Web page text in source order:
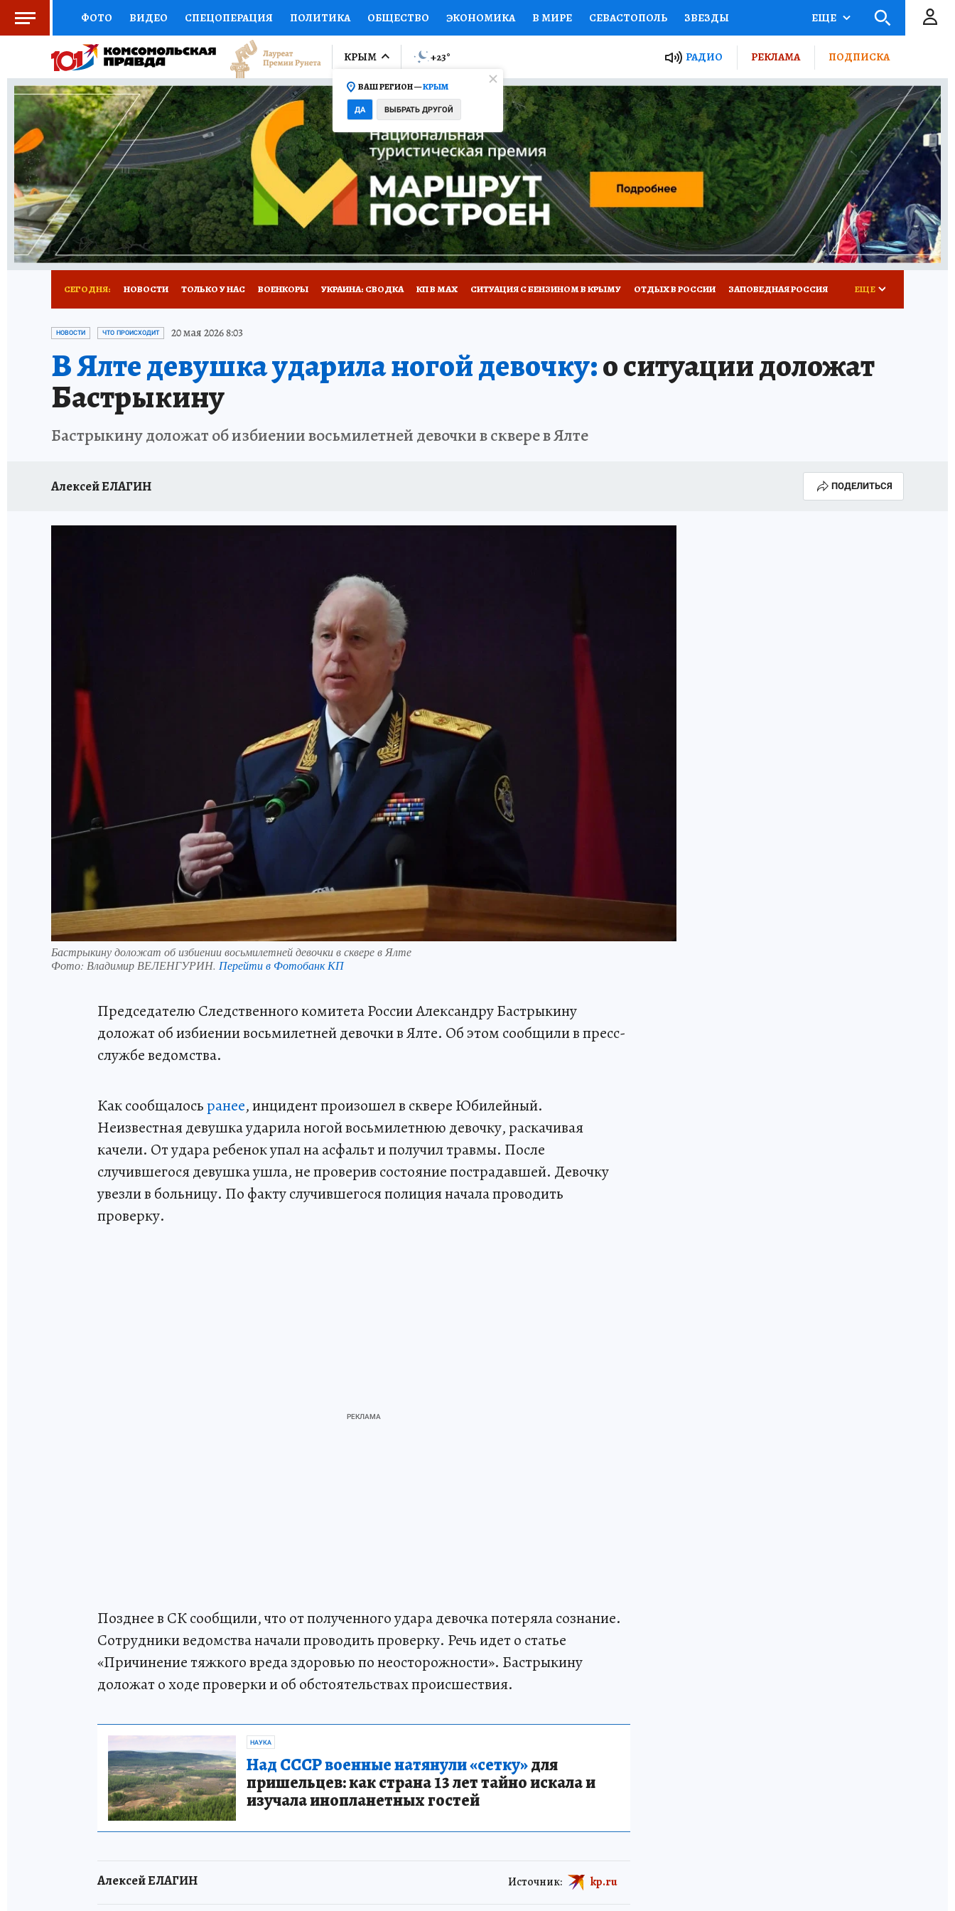
ФОТО ВИДЕО СПЕЦОПЕРАЦИЯ ПОЛИТИКА ОБЩЕСТВО ЭКОНОМИКА В МИРЕ СЕВАСТОПОЛЬ ЗВЕЗДЫ
ЗДОРОВЬЕ СОЦПОДДЕРЖКА НАУКА СПОРТ КОЛУМНИСТЫ НАЦИОНАЛЬНЫЕ ПРОЕКТЫ РОССИИ
ВЫБОР ЭКСПЕРТОВ ДОКТОР ФИНАНСЫ ОТКРЫВАЕМ МИР СЕМЬЯ ЖЕНСКИЕ СЕКРЕТЫ ПУТЕВОДИТЕЛЬ
КНИЖНАЯ ПОЛКА ПРОГНОЗЫ НА СПОРТ ПРОМОКОДЫ СЕРИАЛЫ СПЕЦПРОЕКТЫ ДЕФИЦИТ ЖЕЛЕЗА ТУРИЗМ
ПРЕСС-ЦЕНТР НЕДВИЖИМОСТЬ ТЕЛЕВИЗОР КОНКУРСЫ РАБОТА У НАС ГИД ПОТРЕБИТЕЛЯ ВСЕ О КП РАДИО КП
КОЛЛЕКЦИИ РЕКЛАМА ТЕСТЫ НОВОЕ НА САЙТЕ
ЕЩЕ
КРЫМ
ВАШ РЕГИОН —КРЫМ
ДА ВЫБРАТЬ ДРУГОЙ
+23° РАДИО РЕКЛАМА ПОДПИСКА
СЕГОДНЯ: НОВОСТИ ТОЛЬКО У НАС ВОЕНКОРЫ УКРАИНА: СВОДКА КП В МАХ СИТУАЦИЯ С БЕНЗИНОМ В КРЫМУ ОТДЫХ В РОССИИ ЗАПОВЕДНАЯ РОССИЯ
СИТУАЦИЯ С МАЗУТОМ В КРЫМУ
ЕЩЕ
НОВОСТИ ЧТО ПРОИСХОДИТ 20 мая 2026 8:03
В Ялте девушка ударила ногой девочку:о ситуации доложат
Бастрыкину
Бастрыкину доложат об избиении восьмилетней девочки в сквере в Ялте
Алексей ЕЛАГИН ПОДЕЛИТЬСЯ
Бастрыкину доложат об избиении восьмилетней девочки в сквере в Ялте
Фото: Владимир ВЕЛЕНГУРИН. Перейти в Фотобанк КП
Председателю Следственного комитета России Александру Бастрыкину
доложат об избиении восьмилетней девочки в Ялте. Об этом сообщили в пресс-
службе ведомства.
Как сообщалосьранее, инцидент произошел в сквере Юбилейный.
Неизвестная девушка ударила ногой восьмилетнюю девочку, раскачивая
качели. От удара ребенок упал на асфальт и получил травмы. После
случившегося девушка ушла, не проверив состояние пострадавшей. Девочку
увезли в больницу. По факту случившегося полиция начала проводить
проверку.
Позднее в СК сообщили, что от полученного удара девочка потеряла сознание.
Сотрудники ведомства начали проводить проверку. Речь идет о статье
«Причинение тяжкого вреда здоровью по неосторожности». Бастрыкину
доложат о ходе проверки и об обстоятельствах происшествия.
НАУКА
Над СССР военные натянули «сетку»для
пришельцев: как страна 13 лет тайно искала и
изучала инопланетных гостей
Алексей ЕЛАГИН Источник: kp.ru